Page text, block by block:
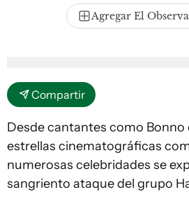
Agregar El
Compartir
Desde cantantes como Bonno
estrellas cinematográficas
numerosas celebridades se
sangriento ataque del grupo